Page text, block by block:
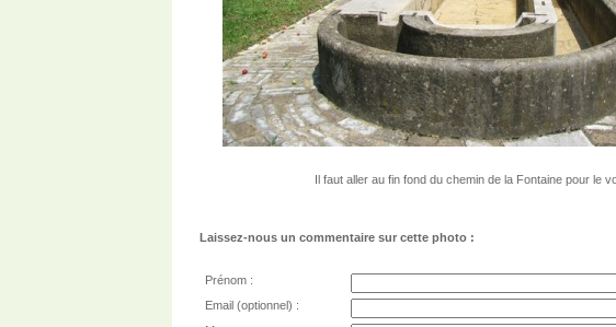
Il faut aller au fin fond du chemin de la Fontaine pour le
Laissez-nous un commentaire sur cette photo :
Prénom :
Email (optionnel) :